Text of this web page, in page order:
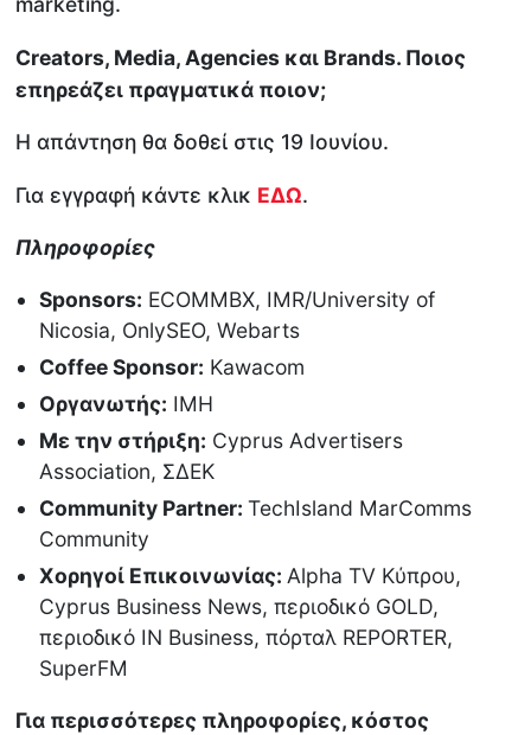
Creators, Media, Agencies και Brands. Ποιος
επηρεάζει πραγματικά ποιον;
Η απάντηση θα δοθεί στις 19 Ιουνίου.
Για εγγραφή κάντε κλικ ΕΔΩ.
Πληροφορίες
Sponsors: ECOMMBX, IMR/University of
Nicosia, OnlySEO, Webarts
Coffee Sponsor: Kawacom
Οργανωτής: IMH
Με την στήριξη: Cyprus Advertisers
Association, ΣΔΕΚ
Community Partner:TechIsland MarComms
Community
Χορηγοί Επικοινωνίας: Alpha TV Kύπρου,
Cyprus Business News, περιοδικό GOLD,
περιοδικό IN Business, πόρταλ REPORTER,
SuperFM
Για περισσότερες πληροφορίες, κόστος